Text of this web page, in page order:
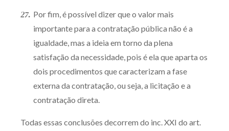
Por fim, é possível dizer que o valor mais
importante para a contratação pública não é a
igualdade, mas a ideia em torno da plena
satisfação da necessidade, pois é ela que aparta os
dois procedimentos que caracterizam a fase
externa da contratação, ou seja, a licitação e a
contratação direta.
Todas essas conclusões decorrem do inc. XXI do art.